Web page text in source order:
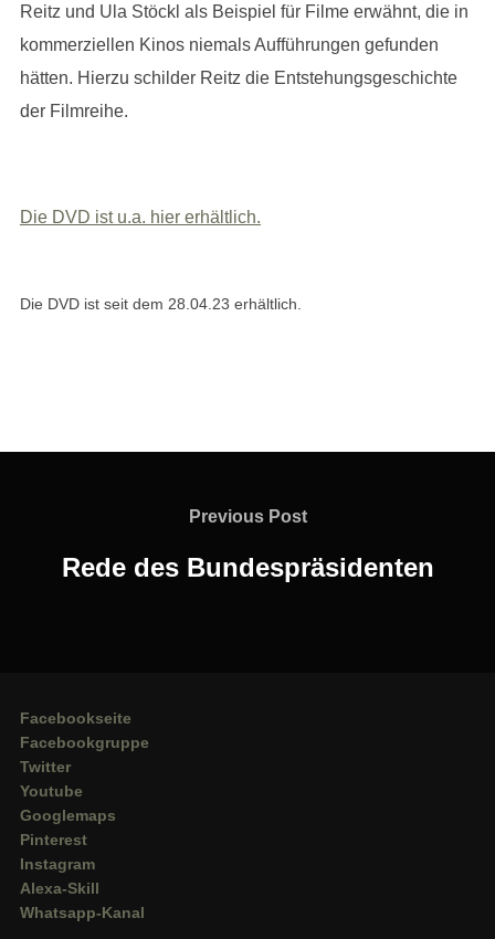
Reitz und Ula Stöckl als Beispiel für Filme erwähnt, die in
kommerziellen Kinos niemals Aufführungen gefunden
hätten. Hierzu schilder Reitz die Entstehungsgeschichte
der Filmreihe.
Die DVD ist u.a. hier erhältlich.
Die DVD ist seit dem 28.04.23 erhältlich.
Previous
Previous Post
Rede des Bundespräsidenten
Facebookseite
Facebookgruppe
Twitter
Youtube
Googlemaps
Pinterest
Instagram
Alexa-Skill
Whatsapp-Kanal